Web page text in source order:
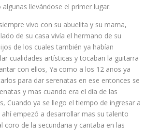
llevándose el primer lugar.
vivo con su abuelita y su mama,
de su casa vivía el hermano de su
de los cuales también ya habían
cualidades artísticas y tocaban la guitarra
con ellos, Ya como a los 12 anos ya
para dar serenatas en ese entonces se
y mas cuando era el día de las
Cuando ya se llego el tiempo de ingresar a
ahí empezó a desarrollar mas su talento
coro de la secundaria y cantaba en las